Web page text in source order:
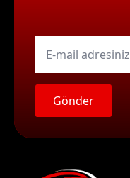
E-
mail
Gönder